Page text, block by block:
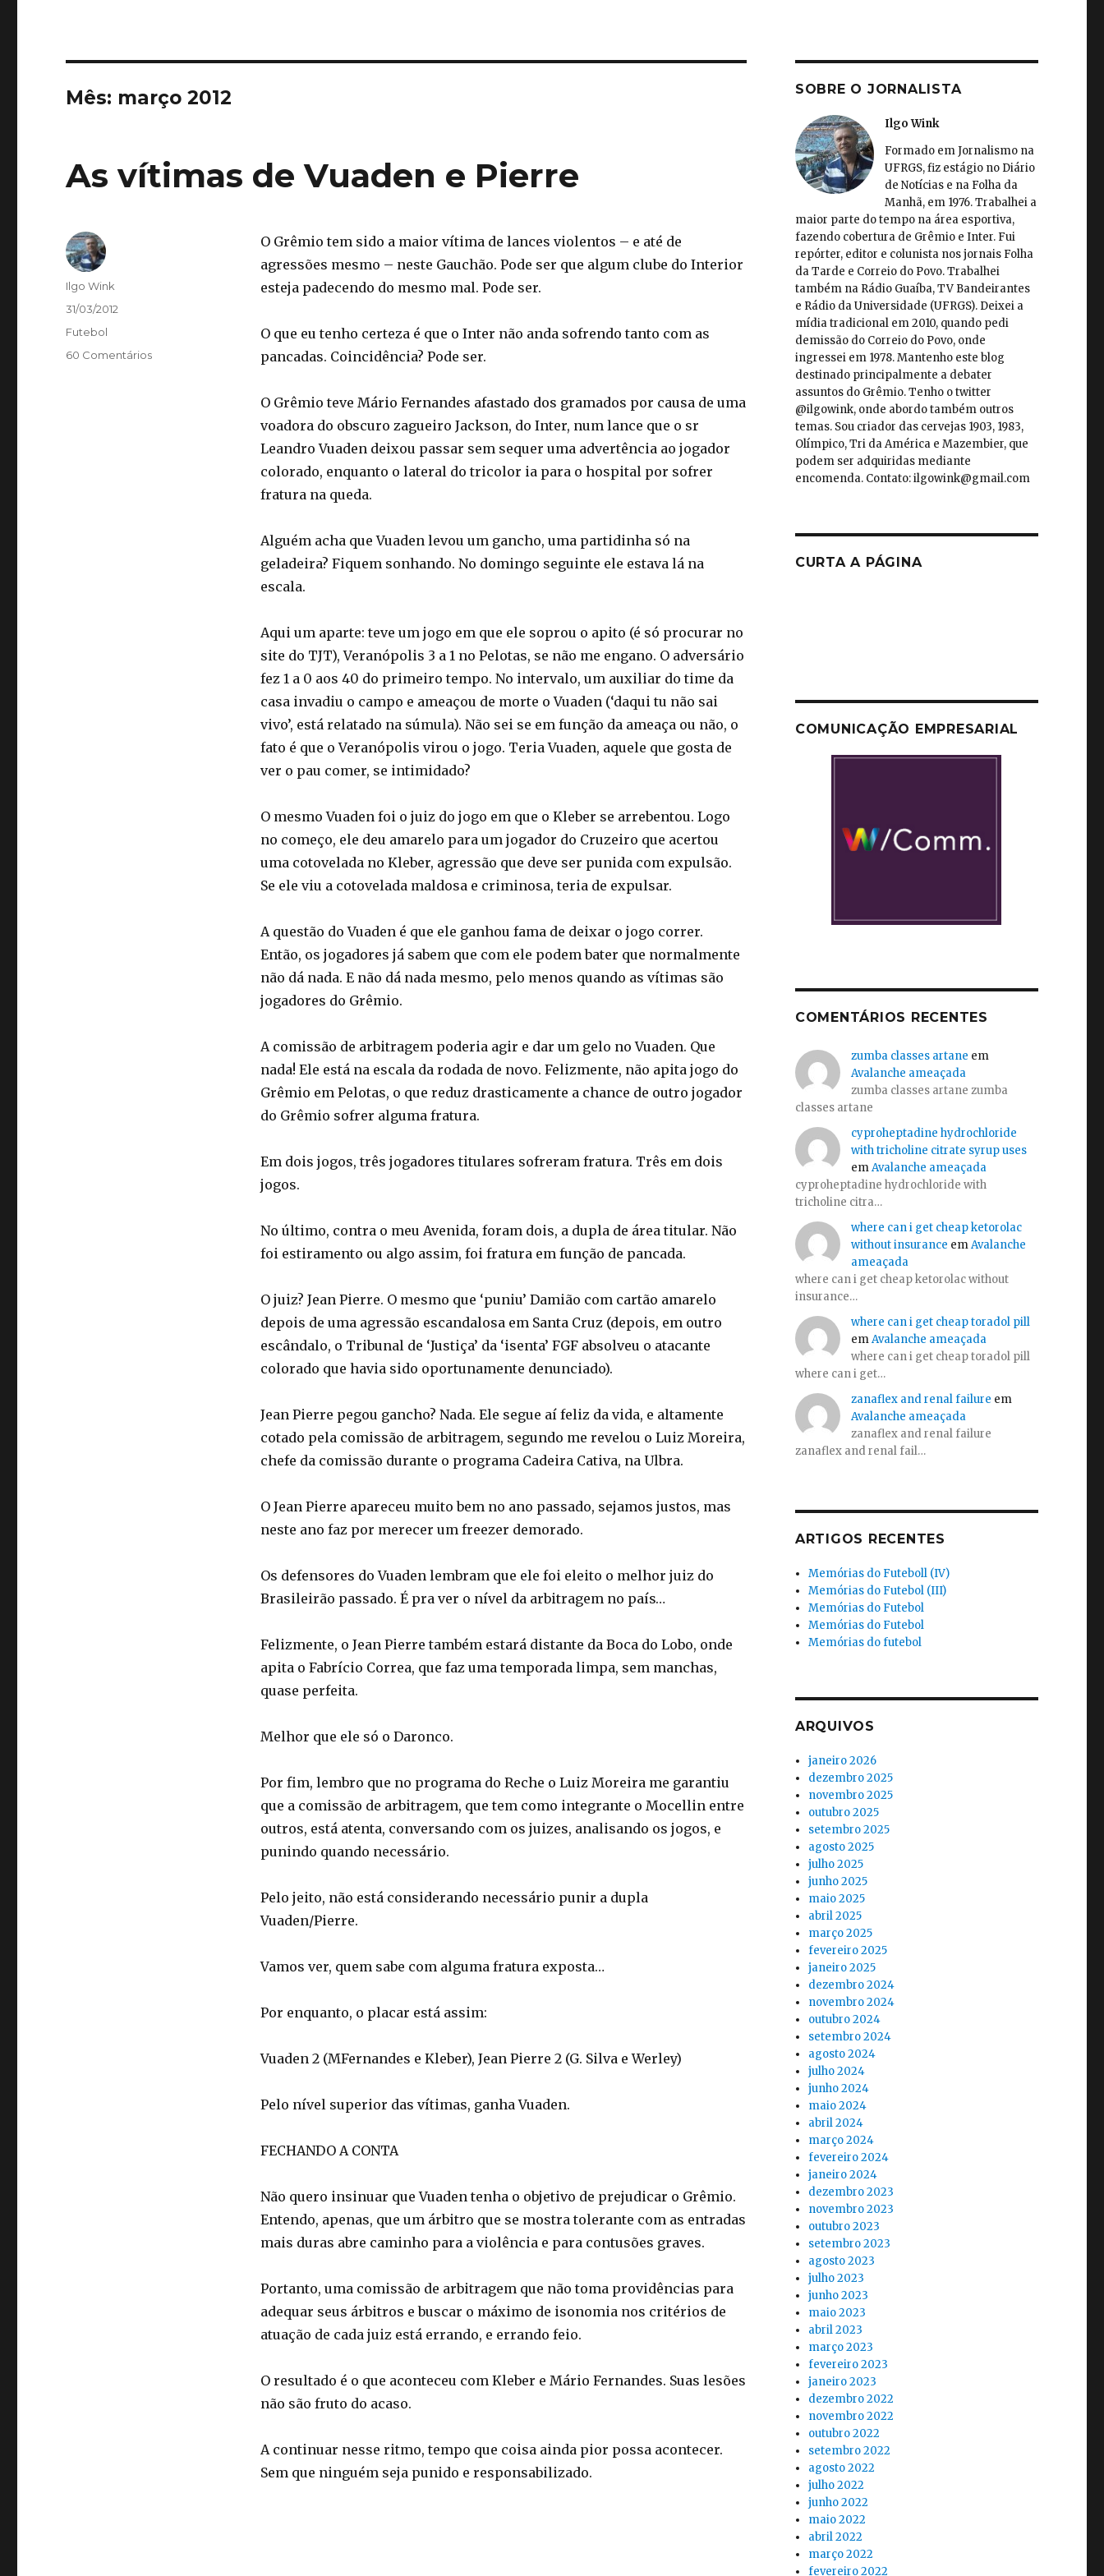
Mês: março 2012
As vítimas de Vuaden e Pierre
O Grêmio tem sido a maior vítima de lances violentos – e até de
agressões mesmo – neste Gauchão. Pode ser que algum clube do Interior
esteja padecendo do mesmo mal. Pode ser.
O que eu tenho certeza é que o Inter não anda sofrendo tanto com as
pancadas. Coincidência? Pode ser.
O Grêmio teve Mário Fernandes afastado dos gramados por causa de uma
voadora do obscuro zagueiro Jackson, do Inter, num lance que o sr
Leandro Vuaden deixou passar sem sequer uma advertência ao jogador
colorado, enquanto o lateral do tricolor ia para o hospital por sofrer
fratura na queda.
Alguém acha que Vuaden levou um gancho, uma partidinha só na
geladeira? Fiquem sonhando. No domingo seguinte ele estava lá na
escala.
Aqui um aparte: teve um jogo em que ele soprou o apito (é só procurar no
site do TJT), Veranópolis 3 a 1 no Pelotas, se não me engano. O adversário
fez 1 a 0 aos 40 do primeiro tempo. No intervalo, um auxiliar do time da
casa invadiu o campo e ameaçou de morte o Vuaden (‘daqui tu não sai
vivo’, está relatado na súmula). Não sei se em função da ameaça ou não, o
fato é que o Veranópolis virou o jogo. Teria Vuaden, aquele que gosta de
ver o pau comer, se intimidado?
O mesmo Vuaden foi o juiz do jogo em que o Kleber se arrebentou. Logo
no começo, ele deu amarelo para um jogador do Cruzeiro que acertou
uma cotovelada no Kleber, agressão que deve ser punida com expulsão.
Se ele viu a cotovelada maldosa e criminosa, teria de expulsar.
A questão do Vuaden é que ele ganhou fama de deixar o jogo correr.
Então, os jogadores já sabem que com ele podem bater que normalmente
não dá nada. E não dá nada mesmo, pelo menos quando as vítimas são
jogadores do Grêmio.
A comissão de arbitragem poderia agir e dar um gelo no Vuaden. Que
nada! Ele está na escala da rodada de novo. Felizmente, não apita jogo do
Grêmio em Pelotas, o que reduz drasticamente a chance de outro jogador
do Grêmio sofrer alguma fratura.
Em dois jogos, três jogadores titulares sofreram fratura. Três em dois
jogos.
No último, contra o meu Avenida, foram dois, a dupla de área titular. Não
foi estiramento ou algo assim, foi fratura em função de pancada.
O juiz? Jean Pierre. O mesmo que ‘puniu’ Damião com cartão amarelo
depois de uma agressão escandalosa em Santa Cruz (depois, em outro
escândalo, o Tribunal de ‘Justiça’ da ‘isenta’ FGF absolveu o atacante
colorado que havia sido oportunamente denunciado).
Jean Pierre pegou gancho? Nada. Ele segue aí feliz da vida, e altamente
cotado pela comissão de arbitragem, segundo me revelou o Luiz Moreira,
chefe da comissão durante o programa Cadeira Cativa, na Ulbra.
O Jean Pierre apareceu muito bem no ano passado, sejamos justos, mas
neste ano faz por merecer um freezer demorado.
Os defensores do Vuaden lembram que ele foi eleito o melhor juiz do
Brasileirão passado. É pra ver o nível da arbitragem no país…
Felizmente, o Jean Pierre também estará distante da Boca do Lobo, onde
apita o Fabrício Correa, que faz uma temporada limpa, sem manchas,
quase perfeita.
Melhor que ele só o Daronco.
Por fim, lembro que no programa do Reche o Luiz Moreira me garantiu
que a comissão de arbitragem, que tem como integrante o Mocellin entre
outros, está atenta, conversando com os juizes, analisando os jogos, e
punindo quando necessário.
Pelo jeito, não está considerando necessário punir a dupla
Vuaden/Pierre.
Vamos ver, quem sabe com alguma fratura exposta…
Por enquanto, o placar está assim:
Vuaden 2 (MFernandes e Kleber), Jean Pierre 2 (G. Silva e Werley)
Pelo nível superior das vítimas, ganha Vuaden.
FECHANDO A CONTA
Não quero insinuar que Vuaden tenha o objetivo de prejudicar o Grêmio.
Entendo, apenas, que um árbitro que se mostra tolerante com as entradas
mais duras abre caminho para a violência e para contusões graves.
Portanto, uma comissão de arbitragem que não toma providências para
adequar seus árbitros e buscar o máximo de isonomia nos critérios de
atuação de cada juiz está errando, e errando feio.
O resultado é o que aconteceu com Kleber e Mário Fernandes. Suas lesões
não são fruto do acaso.
A continuar nesse ritmo, tempo que coisa ainda pior possa acontecer.
Sem que ninguém seja punido e responsabilizado.
Autor
Ilgo Wink
Publicado
31/03/2012
Categorias
Futebol
60 Comentários
SOBRE O JORNALISTA
Ilgo Wink
Formado em Jornalismo na
UFRGS, fiz estágio no Diário
de Notícias e na Folha da
Manhã, em 1976. Trabalhei a
maior parte do tempo na área esportiva,
fazendo cobertura de Grêmio e Inter. Fui
repórter, editor e colunista nos jornais Folha
da Tarde e Correio do Povo. Trabalhei
também na Rádio Guaíba, TV Bandeirantes
e Rádio da Universidade (UFRGS). Deixei a
mídia tradicional em 2010, quando pedi
demissão do Correio do Povo, onde
ingressei em 1978. Mantenho este blog
destinado principalmente a debater
assuntos do Grêmio. Tenho o twitter
@ilgowink, onde abordo também outros
temas. Sou criador das cervejas 1903, 1983,
Olímpico, Tri da América e Mazembier, que
podem ser adquiridas mediante
encomenda. Contato: ilgowink@gmail.com
CURTA A PÁGINA
COMUNICAÇÃO EMPRESARIAL
COMENTÁRIOS RECENTES
zumba classes artane em
Avalanche ameaçada
zumba classes artane zumba
classes artane
cyproheptadine hydrochloride
with tricholine citrate syrup uses
emAvalanche ameaçada
cyproheptadine hydrochloride with
tricholine citra…
where can i get cheap ketorolac
without insurance emAvalanche
ameaçada
where can i get cheap ketorolac without
insurance…
where can i get cheap toradol pill
emAvalanche ameaçada
where can i get cheap toradol pill
where can i get…
zanaflex and renal failure em
Avalanche ameaçada
zanaflex and renal failure
zanaflex and renal fail…
ARTIGOS RECENTES
Memórias do Futeboll (IV)
Memórias do Futebol (III)
Memórias do Futebol
Memórias do Futebol
Memórias do futebol
ARQUIVOS
janeiro 2026
dezembro 2025
novembro 2025
outubro 2025
setembro 2025
agosto 2025
julho 2025
junho 2025
maio 2025
abril 2025
março 2025
fevereiro 2025
janeiro 2025
dezembro 2024
novembro 2024
outubro 2024
setembro 2024
agosto 2024
julho 2024
junho 2024
maio 2024
abril 2024
março 2024
fevereiro 2024
janeiro 2024
dezembro 2023
novembro 2023
outubro 2023
setembro 2023
agosto 2023
julho 2023
junho 2023
maio 2023
abril 2023
março 2023
fevereiro 2023
janeiro 2023
dezembro 2022
novembro 2022
outubro 2022
setembro 2022
agosto 2022
julho 2022
junho 2022
maio 2022
abril 2022
março 2022
fevereiro 2022